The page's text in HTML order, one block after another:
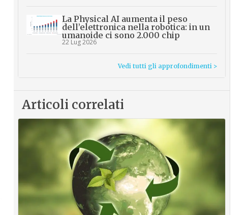
La Physical AI aumenta il peso
dell’elettronica nella robotica: in un
umanoide ci sono 2.000 chip
22 Lug 2026
Vedi tutti gli approfondimenti >
Articoli correlati